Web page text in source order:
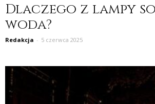
Dlaczego z lampy
woda?
Redakcja - 5 czerwca 2025